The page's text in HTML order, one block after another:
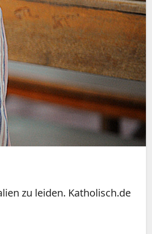
zu leiden. Katholisch.de